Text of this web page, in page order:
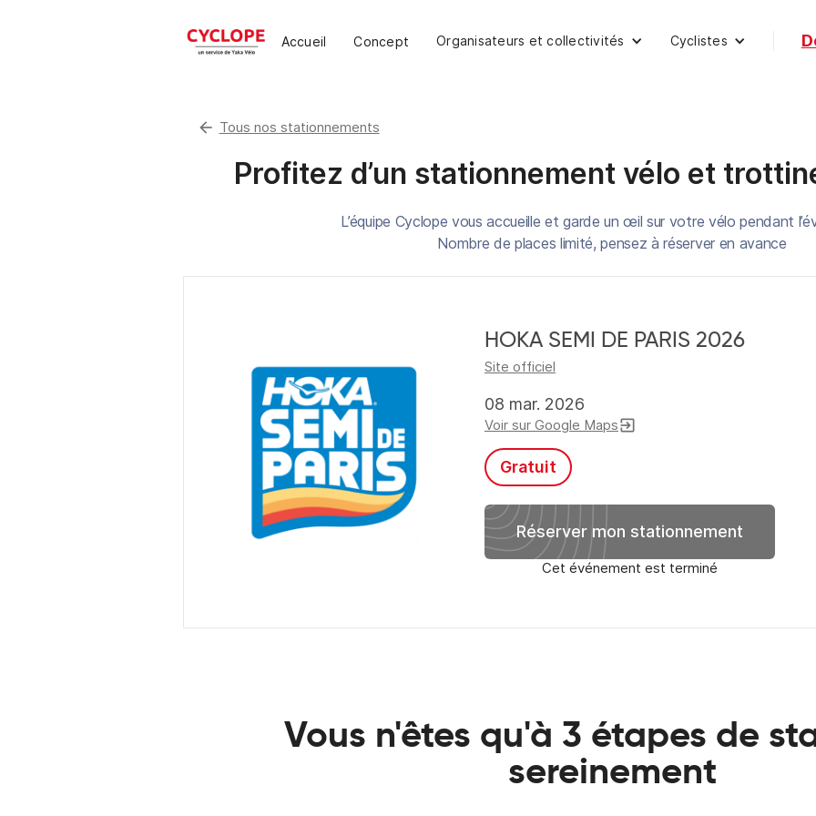
Accueil Concept Organisateurs et collectivités Cyclistes
arrow_back Tous nos stationnements
Profitez d’un stationnement vélo et
L’équipe Cyclope vous accueille et garde un œil sur votre vélo pendant
Nombre de places limité, pensez à réserver en avance
HOKA SEMI DE PARIS 2026
Site officiel
08 mar. 2026
Voir sur Google Mapsexit_to_app
Gratuit
Réserver mon stationnement
Cet événement est terminé
Vous n'êtes qu'à 3 étapes de
sereinement